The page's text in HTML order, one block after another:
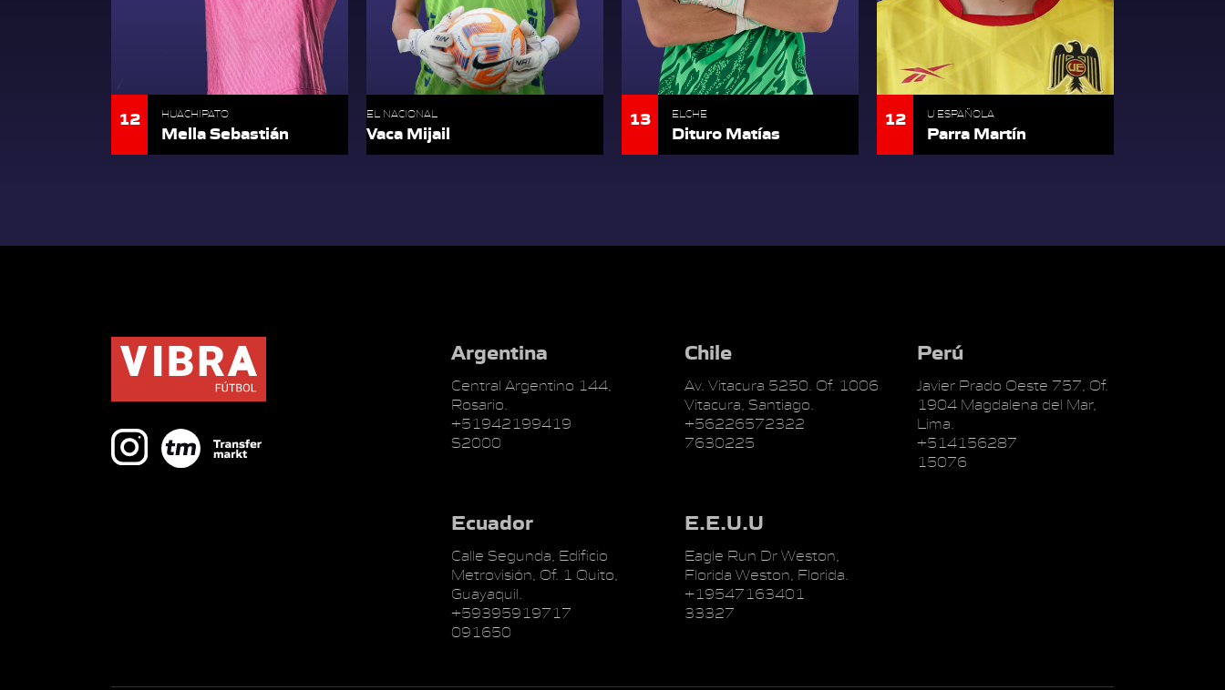
12 HUACHIPATO
Mella Sebastián
EL NACIONAL
Vaca Mijail
13 ELCHE
Dituro Matías
12 U ESPAÑOLA
Parra Martín
Argentina
Central Argentino 144,
Rosario.
+51942199419
S2000
Chile
Av. Vitacura 5250. Of. 1006
Vitacura, Santiago.
+56226572322
7630225
Perú
Javier Prado Oeste 757, Of.
1904 Magdalena del Mar,
Lima.
+514156287
15076
Ecuador
Calle Segunda, Edificio
Metrovisión, Of. 1 Quito,
Guayaquil.
+59395919717
091650
E.E.U.U
Eagle Run Dr Weston,
Florida Weston, Florida.
+19547163401
33327